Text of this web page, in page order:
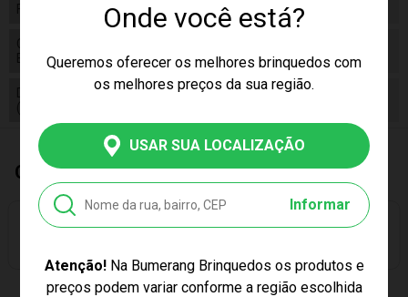
Onde você está?
Queremos oferecer os melhores brinquedos com
os melhores preços da sua região.
USAR SUA LOCALIZAÇÃO
Informar
Atenção!Na Bumerang Brinquedos os produtos e
preços podem variar conforme a região escolhida
Fabricante
Conteúdo da
Embalagem
Leãozinho Laranja
Dimensões do Produto
(A,L,C)
Quem Comprou, Também Levou